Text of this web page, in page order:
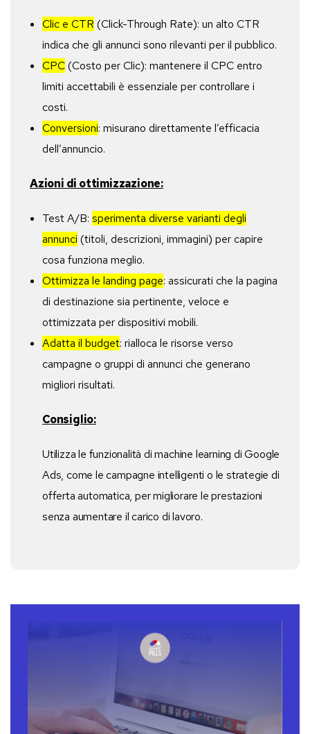
Clic e CTR (Click-Through Rate): un alto CTR
indica che gli annunci sono rilevanti per il pubblico.
CPC(Costo per Clic): mantenere il CPC entro
limiti accettabili è essenziale per controllare i
costi.
Conversioni: misurano direttamente l’efficacia
dell’annuncio.
Azioni di ottimizzazione:
Test A/B: sperimenta diverse varianti degli
annunci (titoli, descrizioni, immagini) per capire
cosa funziona meglio.
Ottimizza le landing page: assicurati che la pagina
di destinazione sia pertinente, veloce e
ottimizzata per dispositivi mobili.
Adatta il budget: rialloca le risorse verso
campagne o gruppi di annunci che generano
migliori risultati.
Consiglio:
Utilizza le funzionalità di machine learning di Google
Ads, come le campagne intelligenti o le strategie di
offerta automatica, per migliorare le prestazioni
senza aumentare il carico di lavoro.